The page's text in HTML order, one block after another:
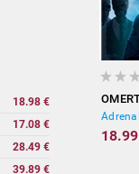
18.98 €
17.08 €
28.49 €
39.89 €